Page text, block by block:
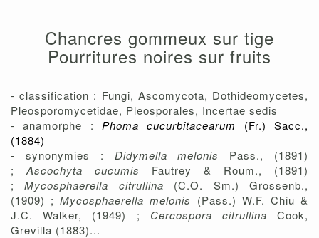
Chancres gommeux sur tige
Pourritures noires sur fruits
- classification : Fungi, Ascomycota, Dothideomycetes,
Pleosporomycetidae, Pleosporales, Incertae sedis
- anamorphe : Phoma cucurbitacearum
(Fr.) Sacc.,
(1884)
- synonymies : Didymella melonis
Pass., (1891)
; Ascochyta cucumis
Fautrey & Roum., (1891)
;Mycosphaerella citrullina (C.O. Sm.) Grossenb.,
(1909) ;Mycosphaerella melonis (Pass.) W.F. Chiu &
J.C. Walker, (1949) ; Cercospora citrullina Cook,
Grevilla (1883)...